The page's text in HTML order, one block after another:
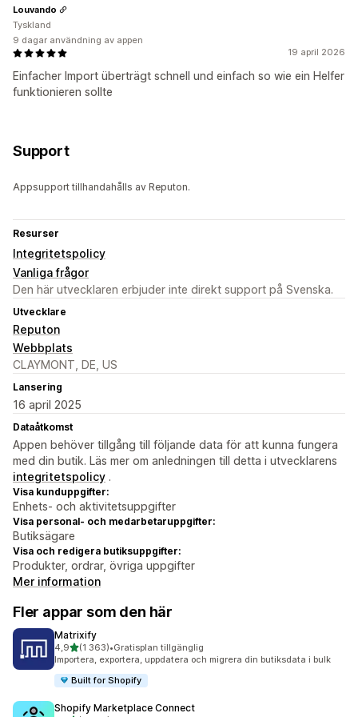
19 april 2026
Einfacher Import überträgt schnell und einfach so wie ein Helfer
funktionieren sollte
Louvando
Tyskland
9 dagar användning av appen
Support
Appsupport tillhandahålls av Reputon.
Resurser
Integritetspolicy
Vanliga frågor
Den här utvecklaren erbjuder inte direkt support på Svenska.
Utvecklare
Reputon
Webbplats
CLAYMONT, DE, US
Lansering
16 april 2025
Dataåtkomst
Appen behöver tillgång till följande data för att kunna fungera
med din butik. Läs mer om anledningen till detta i utvecklarens
integritetspolicy .
Visa kunduppgifter:
Enhets- och aktivitetsuppgifter
Visa personal- och medarbetaruppgifter:
Butiksägare
Visa och redigera butiksuppgifter:
Produkter, ordrar, övriga uppgifter
Mer information
Fler appar som den här
Matrixify
4,9av 5 stjärnor
(1 363)
1363 recensioner totalt
•Gratisplan tillgänglig
Importera, exportera, uppdatera och migrera din butiksdata i bulk
Built for Shopify
Shopify Marketplace Connect